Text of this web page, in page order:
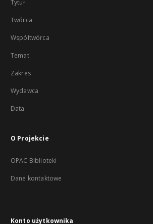
Tytuł
Twórca
Współtwórca
Temat
Zakres
Wydawca
Data
O Projekcie
OPAC Biblioteki
Dane kontaktowe
Konto użytkownika